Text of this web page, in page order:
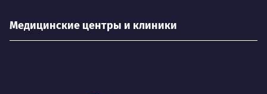
Медицинские центры и клиники